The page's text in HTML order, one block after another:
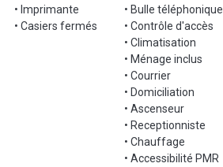
• Imprimante
• Casiers fermés
• Bulle téléphonique
• Contrôle d'accès
• Climatisation
• Ménage inclus
• Courrier
• Domiciliation
• Ascenseur
• Receptionniste
• Chauffage
• Accessibilité PMR